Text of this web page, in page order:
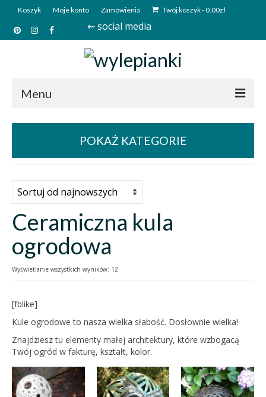
Koszyk Moje konto Zamówienia Twój koszyk-0.00zł
⇜ social media
Menu
Start
Kontakt
Deutsch
POKAŻ KATEGORIE
Ceramiczna kula
ogrodowa
Wyświetlanie wszystkich wyników: 12
[fblike]
Kule ogrodowe to nasza wielka słabość. Dosłownie wielka!
Znajdziesz tu elementy małej architektury, które wzbogacą
Twój ogród w fakturę, kształt, kolor.